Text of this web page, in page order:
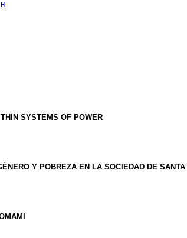
SYSTEMS OF POWER
Y POBREZA EN LA SOCIEDAD DE